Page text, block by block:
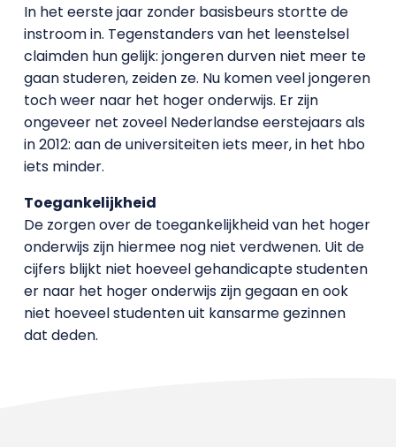
In het eerste jaar zonder basisbeurs stortte de
instroom in. Tegenstanders van het leenstelsel
claimden hun gelijk: jongeren durven niet meer te
gaan studeren, zeiden ze. Nu komen veel jongeren
toch weer naar het hoger onderwijs. Er zijn
ongeveer net zoveel Nederlandse eerstejaars als
in 2012: aan de universiteiten iets meer, in het hbo
iets minder.
Toegankelijkheid
De zorgen over de toegankelijkheid van het hoger
onderwijs zijn hiermee nog niet verdwenen. Uit de
cijfers blijkt niet hoeveel gehandicapte studenten
er naar het hoger onderwijs zijn gegaan en ook
niet hoeveel studenten uit kansarme gezinnen
dat deden.